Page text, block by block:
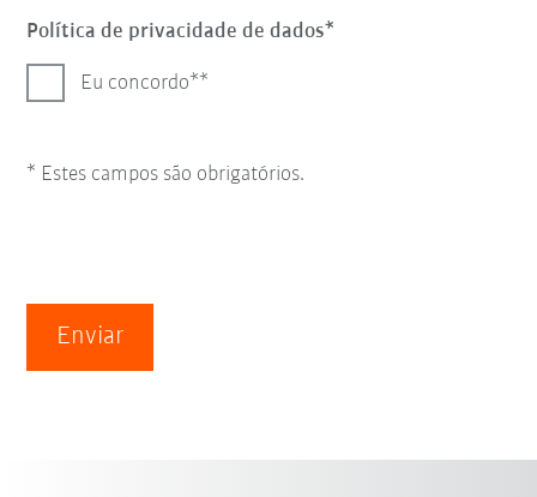
Política de privacidade de dados
Eu concordo*
* Estes campos são obrigatórios.
Enviar